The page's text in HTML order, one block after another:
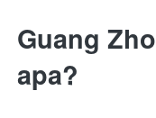
Guang
apa?